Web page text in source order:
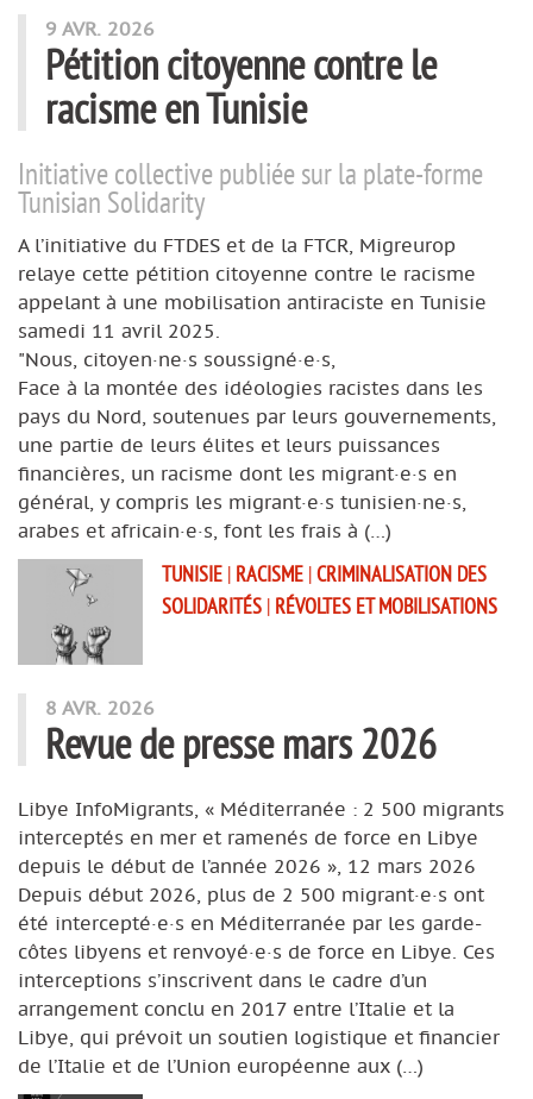
9 AVR. 2026
Pétition citoyenne contre le
racisme en Tunisie
Initiative collective publiée sur la plate-forme
Tunisian Solidarity
A l’initiative du FTDES et de la FTCR, Migreurop
relaye cette pétition citoyenne contre le racisme
appelant à une mobilisation antiraciste en Tunisie
samedi 11 avril 2025.
"Nous, citoyen·ne·s soussigné·e·s,
Face à la montée des idéologies racistes dans les
pays du Nord, soutenues par leurs gouvernements,
une partie de leurs élites et leurs puissances
financières, un racisme dont les migrant·e·s en
général, y compris les migrant·e·s tunisien·ne·s,
arabes et africain·e·s, font les frais à (…)
TUNISIE | RACISME |CRIMINALISATION DES
SOLIDARITÉS | RÉVOLTES ET MOBILISATIONS
8 AVR. 2026
Revue de presse mars 2026
Libye InfoMigrants, « Méditerranée : 2 500 migrants
interceptés en mer et ramenés de force en Libye
depuis le début de l’année 2026 », 12 mars 2026
Depuis début 2026, plus de 2 500 migrant·e·s ont
été intercepté·e·s en Méditerranée par les garde-
côtes libyens et renvoyé·e·s de force en Libye. Ces
interceptions s’inscrivent dans le cadre d’un
arrangement conclu en 2017 entre l’Italie et la
Libye, qui prévoit un soutien logistique et financier
de l’Italie et de l’Union européenne aux (…)